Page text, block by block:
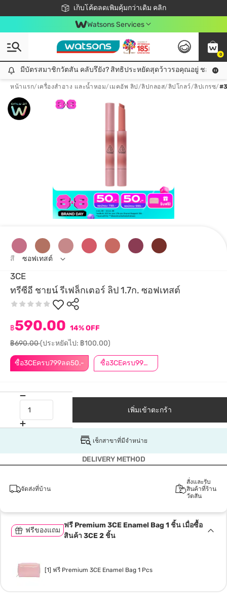
เก็บโค้ดลดเพิ่มคุ้มกว่าเดิม คลิก
ชอปออนไลน์ครั้งแรก ลดเพิ่มจุก ๆ 10%! 🎉
📦ส่งฟรี! เมื่อชอป 499฿
สมาชิกวัตสัน คลับดียังไง?
Watsons Services
0
มีบัตรสมาชิกวัตสัน คลับรึยัง? สิทธิประหยัดสุดว้าวรอคุณอยู่ ชอปคุ้มกว่าเดิม คลิก!
มีบัตรสมาชิกวัตสัน คลับรึยัง? สิทธิประหยัดสุดว้าวรอคุณอยู่ ชอปคุ้มก
หน้าแรก/ เครื่องสำอาง และน้ำหอม/ เมคอัพ ลิป /ลิปกลอส/ลิปโกลว์/ลิปเกรซ/
3CE
ทรีซีอี ชายน์ รีเฟล็กเตอร์ ลิป 1.7ก. ซอฟเทสต์
ซื้อ3CEครบ799ลด50.- ซื้อ3CEครบ999ลด50.-
฿590.00 14% OFF
฿690.00(ประหยัดไป: ฿100.00)
สี ซอฟเทสต์
เพิ่มเข้าตะกร้า
เช็กสาขาที่มีจำหน่าย
DELIVERY METHOD
จัดส่งที่บ้าน
สั่งและรับ
สินค้าที่ร้าน
วัตสัน
ฟรีของแถม
ฟรี Premium 3CE Enamel Bag 1 ชิ้น เมื่อซื้อ
สินค้า 3CE 2 ชิ้น
[1] ฟรี Premium 3CE Enamel Bag 1 Pcs